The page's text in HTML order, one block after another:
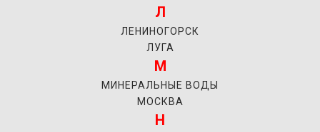
Л
ЛЕНИНОГОРСК
ЛУГА
М
МИНЕРАЛЬНЫЕ ВОДЫ
МОСКВА
Н